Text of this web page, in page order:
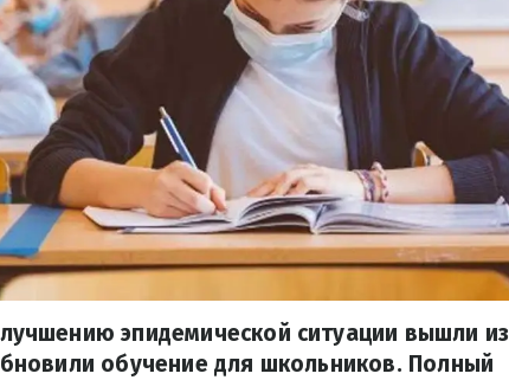
эпидемической ситуации вышли из
обучение для школьников. Полный